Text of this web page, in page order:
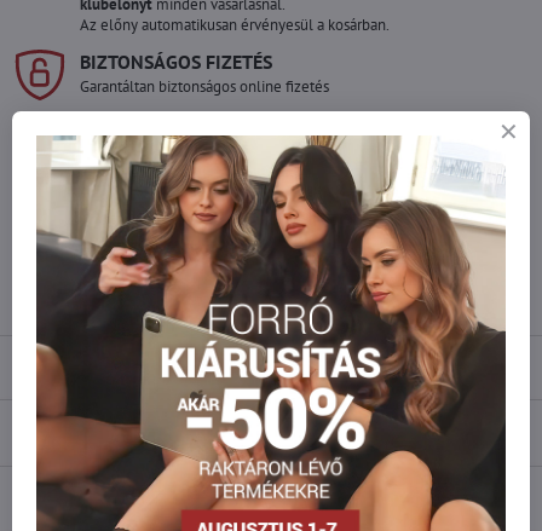
klubelőnyt minden vásárlásnál.
Az előny automatikusan érvényesül a kosárban.
BIZTONSÁGOS FIZETÉS
Garantáltan biztonságos online fizetés
Szeretne több terméket rendelni mint
amennyi raktáron van?
Ne habozzon kapcsolatba lépni velünk, raktárra szállítjuk az árut!
info​@everlady​.eu
Leírás
Vélemények 0
Fórum 0